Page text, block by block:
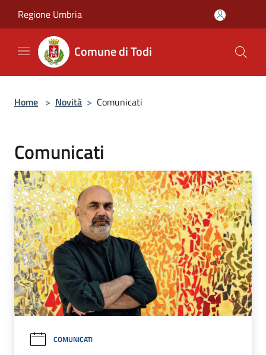
Regione Umbria
Comune di Todi
Home > Novità > Comunicati
Comunicati
COMUNICATI